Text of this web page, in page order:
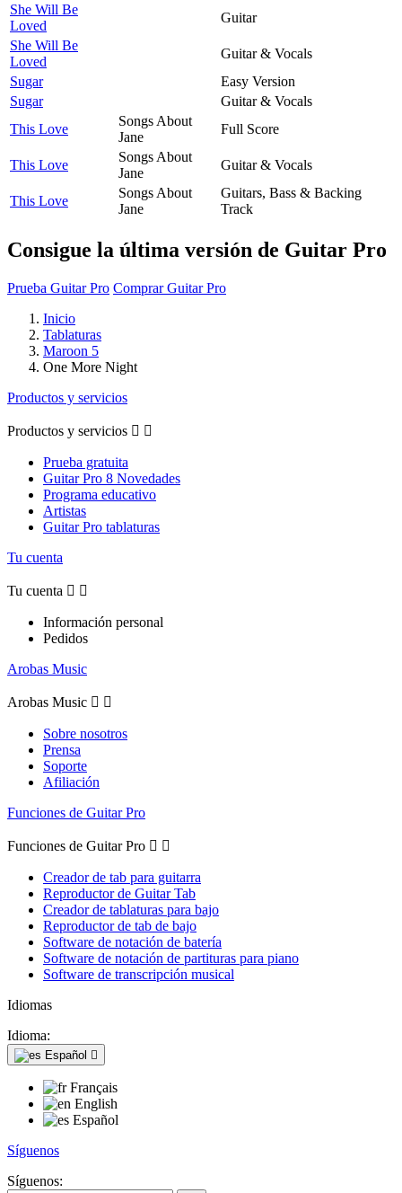
She Will Be
Loved
Guitar
She Will Be
Loved
Guitar & Vocals
Sugar
Easy Version
Sugar
Guitar & Vocals
This Love
Songs About
Jane
Full Score
This Love
Songs About
Jane
Guitar & Vocals
This Love
Songs About
Jane
Guitars, Bass & Backing
Track
Consigue la última versión de Guitar Pro
Prueba Guitar Pro Comprar Guitar Pro
Inicio
Tablaturas
Maroon 5
One More Night
Productos y servicios
Productos y servicios  
Prueba gratuita
Guitar Pro 8 Novedades
Programa educativo
Artistas
Guitar Pro tablaturas
Tu cuenta
Tu cuenta  
Información personal
Pedidos
Arobas Music
Arobas Music  
Sobre nosotros
Prensa
Soporte
Afiliación
Funciones de Guitar Pro
Funciones de Guitar Pro  
Creador de tab para guitarra
Reproductor de Guitar Tab
Creador de tablaturas para bajo
Reproductor de tab de bajo
Software de notación de batería
Software de notación de partituras para piano
Software de transcripción musical
Idiomas
Idioma:
Español 
Français
English
Español
Síguenos
Síguenos: